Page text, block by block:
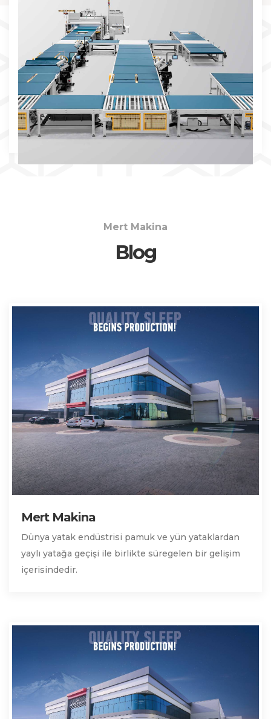
Mert Makina
Blog
Mert Makina
Dünya yatak endüstrisi pamuk ve yün yataklardan
yaylı yatağa geçişi ile birlikte süregelen bir gelişim
içerisindedir.